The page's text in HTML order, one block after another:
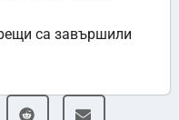
са завършили